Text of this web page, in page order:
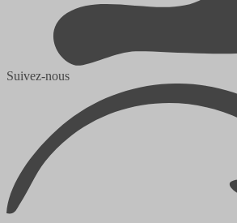
Suivez-nous